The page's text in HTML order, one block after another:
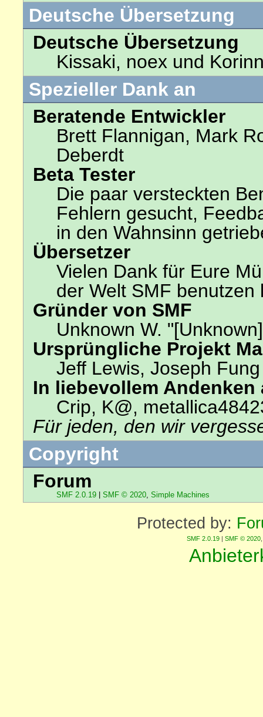
Deutsche Übersetzung
Deutsche Übersetzung
Kissaki, noex und
Spezieller Dank an
Beratende Entwickler
Brett Flannigan, Mark
Deberdt
Beta Tester
Die paar versteckten
Fehlern gesucht,
in den Wahnsinn
Übersetzer
Vielen Dank für Eure
der Welt SMF benutzen
Gründer von SMF
Unknown W.
Ursprüngliche Projekt
Jeff Lewis, Joseph
In liebevollem Andenken
Crip, K@,
Für jeden, den wir
Copyright
Forum
SMF 2.0.19| SMF © 2020, Simple Machines
Protected by:
SMF 2.0.19 | SMF © 2020